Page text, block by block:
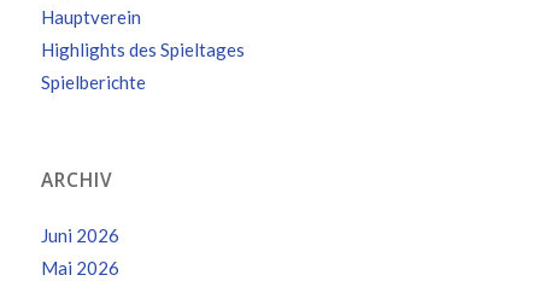
Hauptverein
Highlights des Spieltages
Spielberichte
ARCHIV
Juni 2026
Mai 2026